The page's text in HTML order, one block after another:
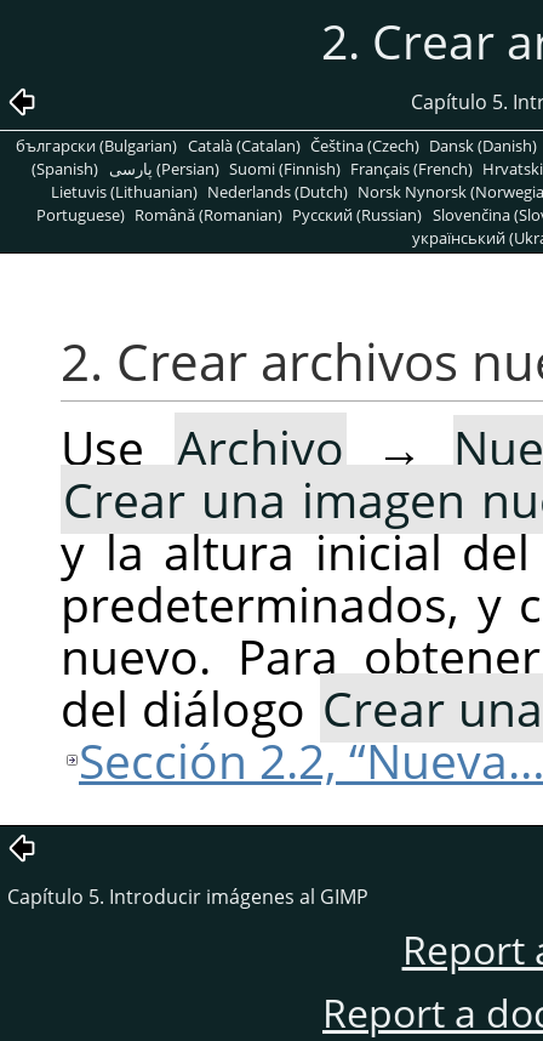
2. Crear
Capítulo 5.
български (Bulgarian) Català (Catalan) Čeština (Czech) Dansk (Danish)
(Spanish)
پارسی (Persian) Suomi (Finnish) Français (French)
Lietuvis (Lithuanian) Nederlands (Dutch) Norsk Nynorsk
Portuguese) Română (Romanian) Pусский (Russian) Slovenčina
український
2. Crear archivos
Use Archivo →
Crear una imagen
y la altura inicial
predeterminados, y
nuevo. Para
del diálogo Crear
Sección 2.2,
Capítulo 5. Introducir imágenes al GIMP
Report
Report a